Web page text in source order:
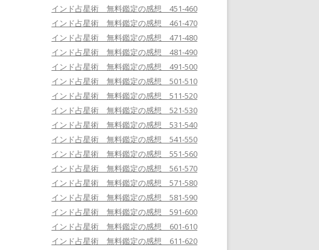
インド占星術 無料鑑定の感想 451-460
インド占星術 無料鑑定の感想 461-470
インド占星術 無料鑑定の感想 471-480
インド占星術 無料鑑定の感想 481-490
インド占星術 無料鑑定の感想 491-500
インド占星術 無料鑑定の感想 501-510
インド占星術 無料鑑定の感想 511-520
インド占星術 無料鑑定の感想 521-530
インド占星術 無料鑑定の感想 531-540
インド占星術 無料鑑定の感想 541-550
インド占星術 無料鑑定の感想 551-560
インド占星術 無料鑑定の感想 561-570
インド占星術 無料鑑定の感想 571-580
インド占星術 無料鑑定の感想 581-590
インド占星術 無料鑑定の感想 591-600
インド占星術 無料鑑定の感想 601-610
インド占星術 無料鑑定の感想 611-620